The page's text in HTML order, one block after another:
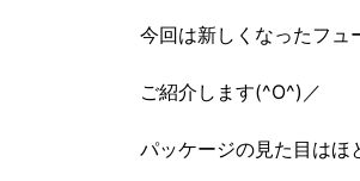
今回は新しくなったフュ
ご紹介します(^O^)／
パッケージの見た目はほ